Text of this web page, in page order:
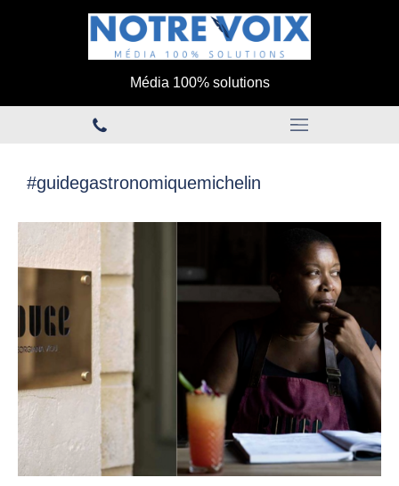
Média 100% solutions
#guidegastronomiquemichelin